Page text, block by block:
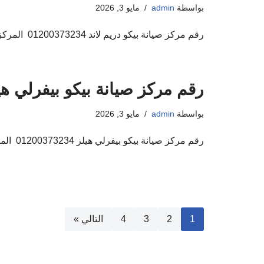
بواسطة admin مايو 3, 2026
رقم مركز صيانة بيكو دريم لاند 01200373234 المركز المعتمد لاصلاح اجهزة بيكو اهلا ومرحبا بكم فى مركز صيانة بيكو صيانة اجهزة بيكو المنزلية حيث ان…
رقم مركز صيانة بيكو بيفرلي هيلز
بواسطة admin مايو 3, 2026
رقم مركز صيانة بيكو بيفرلي هيلز 01200373234 المركز المعتمد لاصلاح اجهزة بيكو اهلا ومرحبا بكم فى مركز صيانة بيكو صيانة اجهزة بيكو المنزلية حيث ان…
1
2
3
4 التالي »